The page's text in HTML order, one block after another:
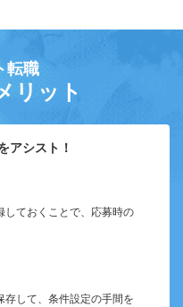
転職
リット
アシスト！
しておくことで、応募時の
存して、条件設定の手間を